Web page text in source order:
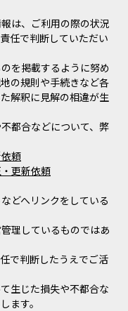
は、ご利用の際の状況
任で判断していただい
を掲載するように努め
の規則や手続きなど各
解釈に見解の相違が生
都合などについて、弊
頼
更新依頼
どへリンクをしている
理しているものではあ
で判断したうえでご活
生じた損失や不都合な
ます。